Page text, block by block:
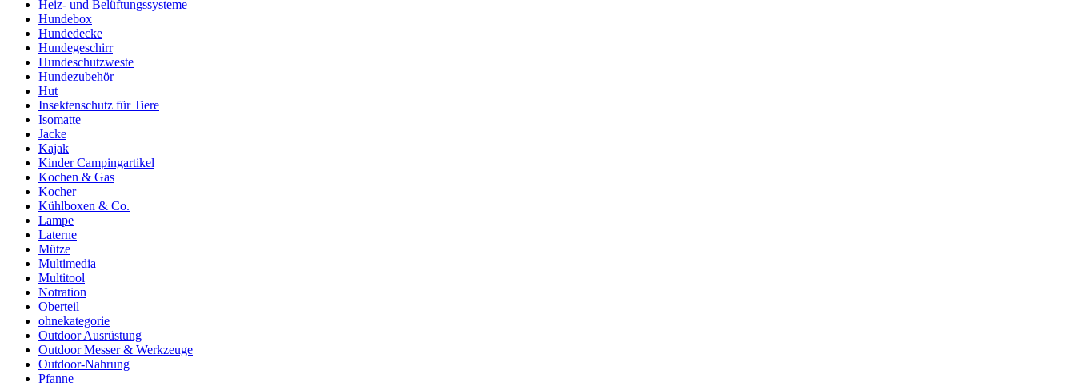
Heiz- und Belüftungssysteme
Hundebox
Hundedecke
Hundegeschirr
Hundeschutzweste
Hundezubehör
Hut
Insektenschutz für Tiere
Isomatte
Jacke
Kajak
Kinder Campingartikel
Kochen & Gas
Kocher
Kühlboxen & Co.
Lampe
Laterne
Mütze
Multimedia
Multitool
Notration
Oberteil
ohnekategorie
Outdoor Ausrüstung
Outdoor Messer & Werkzeuge
Outdoor-Nahrung
Pfanne